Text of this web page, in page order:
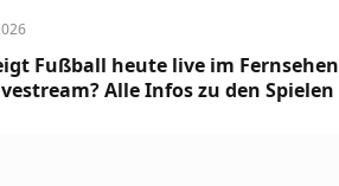
Fußball heute live im Fernsehen
Alle Infos zu den Spielen